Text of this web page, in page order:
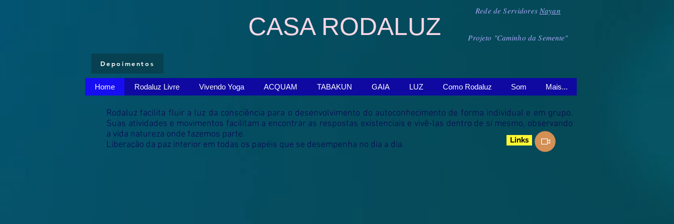
CASA RODALUZ
Rede de ServidoresNayan
Projeto "Caminho da Semente"
Depoimentos
Home Rodaluz Livre Vivendo Yoga ACQUAM TABAKUN GAIA LUZ Como Rodaluz Som Mais...
Rodaluz facilita fluir a luz da consciência para o desenvolvimento do autoconhecimento de forma individual e em grupo.
Suas atividades e movimentos facilitam a encontrar as respostas existenciais e vivê-las dentro de si mesmo, observando
a vida natureza onde fazemos parte.
Liberação da paz interior em todas os papéis que se desempenha no dia a dia.
Links